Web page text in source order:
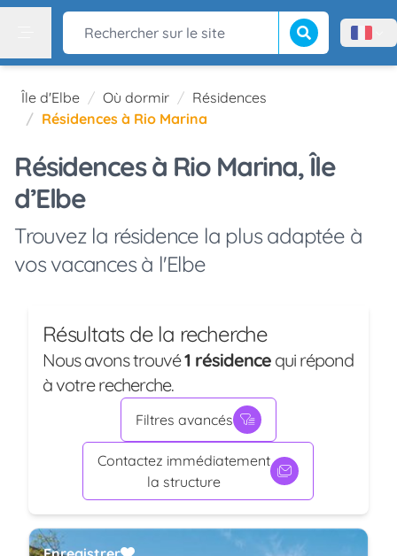
Rechercher sur le site Lancer la Menù
Île d'Elbe Où dormir
Résidences
Résidences à Rio Marina
Résidences à Rio Marina, Île
d’Elbe
Trouvez la résidence la plus adaptée à
vos vacances à l'Elbe
Résultats de la recherche
Nous avons trouvé1 résidence qui répond
à votre recherche.
Filtres avancés
Contactez immédiatement
la structure